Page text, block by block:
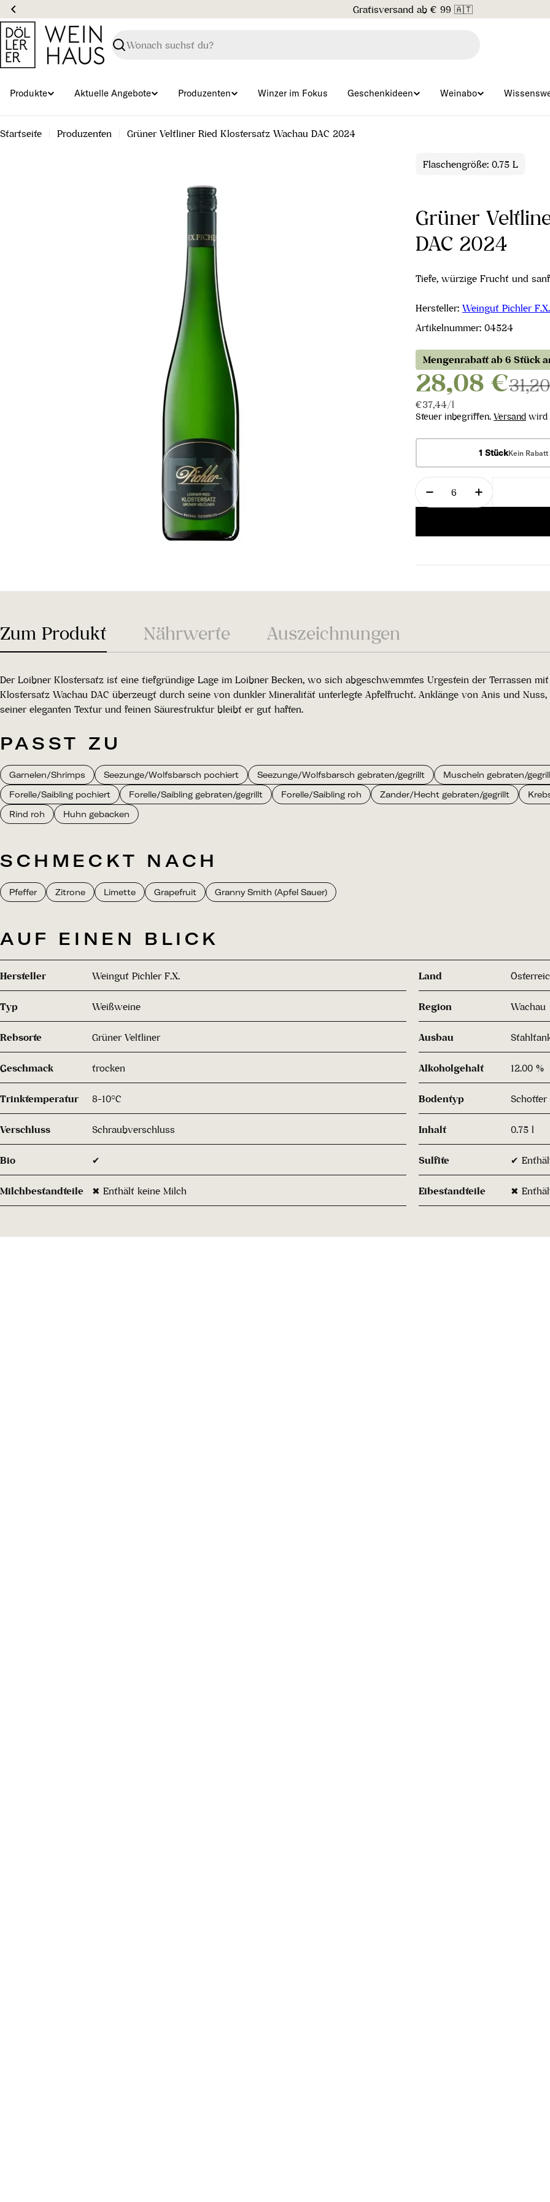
Zum
Inhalt
springen
Gratisversand ab € 99 🇦🇹
Suchen
Produkte Aktuelle Angebote Produzenten Winzer im Fokus Geschenkideen Weinabo
Startseite Produzenten Grüner Veltliner Ried Klostersatz Wachau DAC 2024
Flaschengröße: 0.75 L
Grüner
DAC 2024
Tiefe, würzige Frucht und
Hersteller: Weingut Pichler F.X.
Artikelnummer: 04524
Mengenrabatt ab 6 Stück
28,08 €
Stückpreis
€37,44/pro
l
Steuer inbegriffen. Versand wird
1 StückKein Rabatt
Menge
Zum Produkt Nährwerte Auszeichnungen
Der Loibner Klostersatz ist eine tiefgründige Lage im Loibner Becken, wo sich abgeschwemmtes Urgestein der Terrassen
Klostersatz Wachau DAC überzeugt durch seine von dunkler Mineralität unterlegte Apfelfrucht. Anklänge von Anis und
seiner eleganten Textur und feinen Säurestruktur bleibt er gut haften.
PASST ZU
Garnelen/Shrimps Seezunge/Wolfsbarsch pochiert Seezunge/Wolfsbarsch gebraten/gegrillt
Muscheln gebraten/
Forelle/Saibling pochiert
Forelle/Saibling gebraten/gegrillt Forelle/Saibling roh Zander/Hecht gebraten/gegrillt
Rind roh
Huhn gebacken
SCHMECKT NACH
Pfeffer Zitrone Limette Grapefruit Granny Smith (Apfel Sauer)
AUF EINEN BLICK
Hersteller Weingut Pichler F.X. Land
Typ Weißweine Region Wachau
Rebsorte Grüner Veltliner Ausbau
Geschmack trocken Alkoholgehalt 12.00 %
Trinktemperatur 8-10°C Bodentyp Schotter
Verschluss Schraubverschluss Inhalt 0.75 l
Bio ✔ Sulfite ✔
Milchbestandteile ✖ Enthält keine Milch Eibestandteile ✖